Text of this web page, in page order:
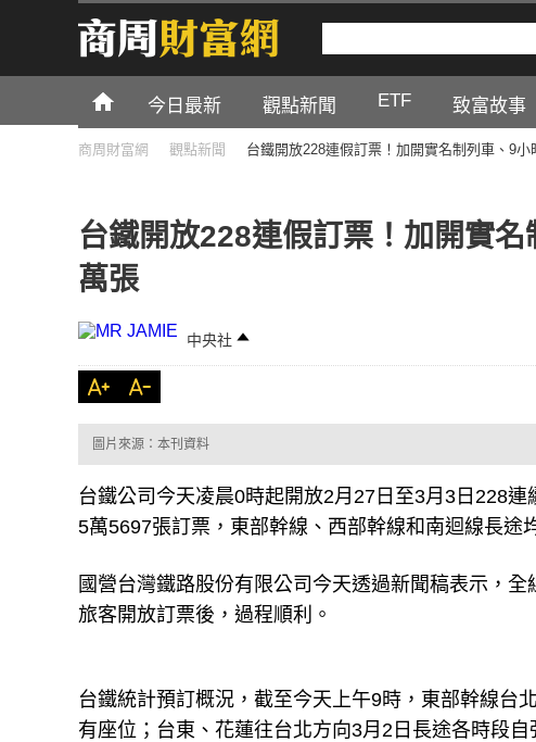
今日最新 觀點新聞 ETF 致富故事
商周財富網 觀點新聞 台鐵開放228連假訂票！加開實名制列車、9小
台鐵開放228連假訂票！加開實
萬張
中央社
圖片來源：本刊資料
台鐵公司今天凌晨0時起開放2月27日至3月3日228
5萬5697張訂票，東部幹線、西部幹線和南迴線長途
國營台灣鐵路股份有限公司今天透過新聞稿表示，
旅客開放訂票後，過程順利。
台鐵統計預訂概況，截至今天上午9時，東部幹線台
有座位；台東、花蓮往台北方向3月2日長途各時段自